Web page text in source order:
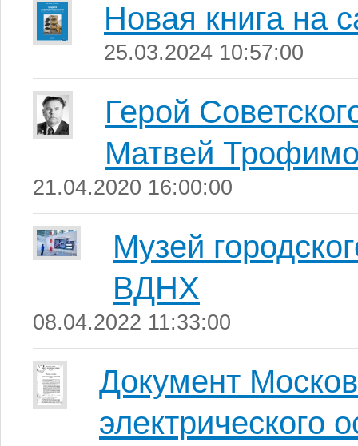
Новая книга на
25.03.2024 10:57:00
Герой
Матвей
21.04.2020 16:00:00
Музей
ВДНХ
08.04.2022 11:33:00
Документ
электрического